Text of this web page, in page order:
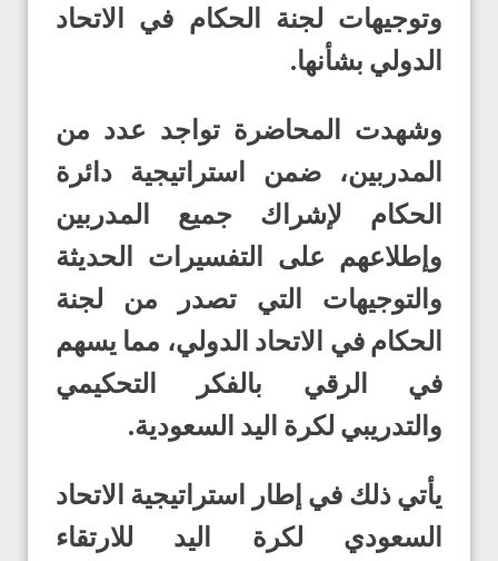
وتوجيهات لجنة الحكام في الاتحاد
الدولي بشأنها.
وشهدت المحاضرة تواجد عدد من
المدربين، ضمن استراتيجية دائرة
الحكام لإشراك جميع المدربين
وإطلاعهم على التفسيرات الحديثة
والتوجيهات التي تصدر من لجنة
الحكام في الاتحاد الدولي، مما يسهم
في الرقي بالفكر التحكيمي
والتدريبي لكرة اليد السعودية.
يأتي ذلك في إطار استراتيجية الاتحاد
السعودي لكرة اليد للارتقاء